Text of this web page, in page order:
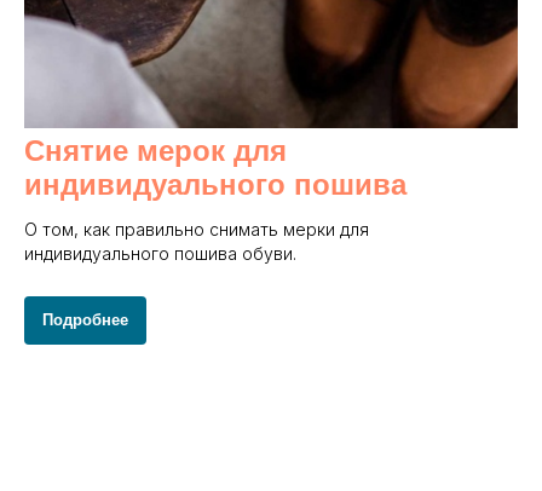
Снятие мерок для
индивидуального пошива
О том, как правильно снимать мерки для
индивидуального пошива обуви.
Подробнее